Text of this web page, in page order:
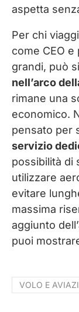
aspetta
Per chi
come CEO
grandi, può
nell’arco
rimane una
economico.
pensato per
servizio
possibilità di
utilizzare
evitare
massima
aggiunto
puoi
VOLO E